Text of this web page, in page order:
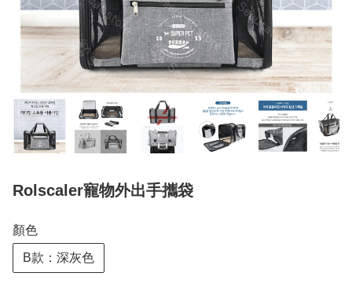
Rolscaler寵物外出手攜袋
顏色
B款：深灰色